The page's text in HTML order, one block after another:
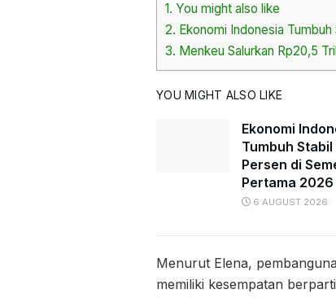
1. You might also like
2. Ekonomi Indonesia
3. Menkeu Salurkan Rp20,5
YOU MIGHT ALSO LIKE
Ekonomi
Tumbuh Stabil
Persen di
Pertama 2026
6 AUGUST 2026
Menurut Elena,
memiliki kesempatan